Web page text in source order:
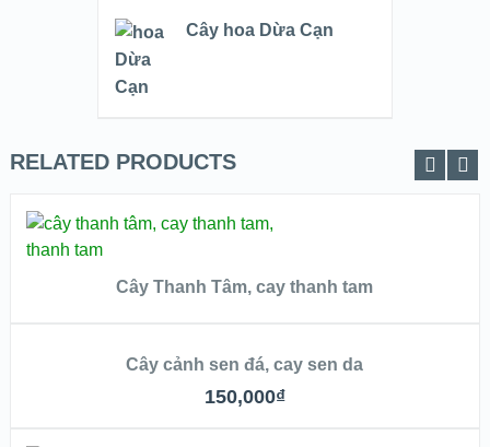
Cây hoa Dừa Cạn
RELATED PRODUCTS
QUICK LOOK
Cây Thanh Tâm, cay thanh tam
Cây cảnh sen đá, cay sen da
150,000₫